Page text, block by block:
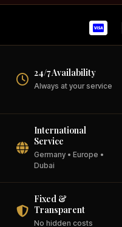
24/7 Availability
Always at your service
International
Service
Germany • Europe •
Dubai
Fixed &
Transparent
No hidden costs